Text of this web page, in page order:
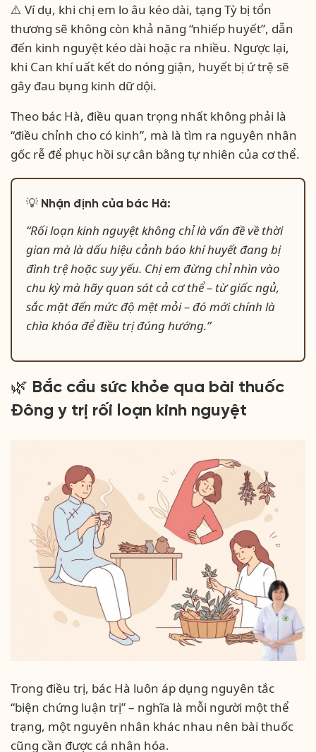
⚠️ Ví dụ, khi chị em lo âu kéo dài, tạng Tỳ bị tổn
thương sẽ không còn khả năng “nhiếp huyết”, dẫn
đến kinh nguyệt kéo dài hoặc ra nhiều. Ngược lại,
khi Can khí uất kết do nóng giận, huyết bị ứ trệ sẽ
gây đau bụng kinh dữ dội.
Theo bác Hà, điều quan trọng nhất không phải là
“điều chỉnh cho có kinh”, mà là tìm ra nguyên nhân
gốc rễ để phục hồi sự cân bằng tự nhiên của cơ thể.
💡 Nhận định của bác Hà:
“Rối loạn kinh nguyệt không chỉ là vấn đề về thời
gian mà là dấu hiệu cảnh báo khí huyết đang bị
đình trệ hoặc suy yếu. Chị em đừng chỉ nhìn vào
chu kỳ mà hãy quan sát cả cơ thể – từ giấc ngủ,
sắc mặt đến mức độ mệt mỏi – đó mới chính là
chìa khóa để điều trị đúng hướng.”
🌿 Bắc cầu sức khỏe qua bài thuốc
Đông y trị rối loạn kinh nguyệt
Trong điều trị, bác Hà luôn áp dụng nguyên tắc
“biện chứng luận trị” – nghĩa là mỗi người một thể
trạng, một nguyên nhân khác nhau nên bài thuốc
cũng cần được cá nhân hóa.